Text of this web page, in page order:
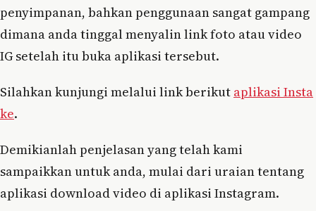
penyimpanan, bahkan penggunaan sangat gampang
dimana anda tinggal menyalin link foto atau video
IG setelah itu buka aplikasi tersebut.
Silahkan kunjungi melalui link berikut aplikasi Insta
ke.
Demikianlah penjelasan yang telah kami
sampaikkan untuk anda, mulai dari uraian tentang
aplikasi download video di aplikasi Instagram.